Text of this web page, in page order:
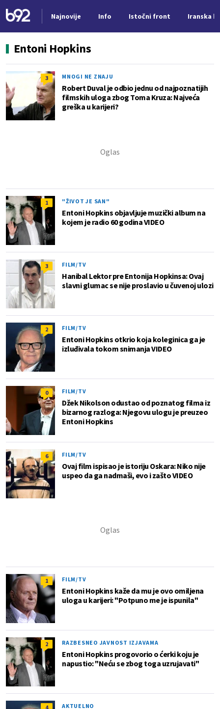
Najnovije Info Istočni front Iranska
Entoni Hopkins
3 MNOGI NE ZNAJU
Robert Duval je odbio jednu od najpoznatijih
filmskih uloga zbog Toma Kruza: Najveća
greška u karijeri?
1 "ŽIVOT JE SAN"
Entoni Hopkins objavljuje muzički album na
kojem je radio 60 godina VIDEO
3 FILM/TV
Hanibal Lektor pre Entonija Hopkinsa: Ovaj
slavni glumac se nije proslavio u čuvenoj ulozi
2 FILM/TV
Entoni Hopkins otkrio koja koleginica ga je
izluđivala tokom snimanja VIDEO
0 FILM/TV
Džek Nikolson odustao od poznatog filma iz
bizarnog razloga: Njegovu ulogu je preuzeo
Entoni Hopkins
6 FILM/TV
Ovaj film ispisao je istoriju Oskara: Niko nije
uspeo da ga nadmaši, evo i zašto VIDEO
1 FILM/TV
Entoni Hopkins kaže da mu je ovo omiljena
uloga u karijeri: "Potpuno me je ispunila"
2 RAZBESNEO JAVNOST IZJAVAMA
Entoni Hopkins progovorio o ćerki koju je
napustio: "Neću se zbog toga uzrujavati"
4 AKTUELNO